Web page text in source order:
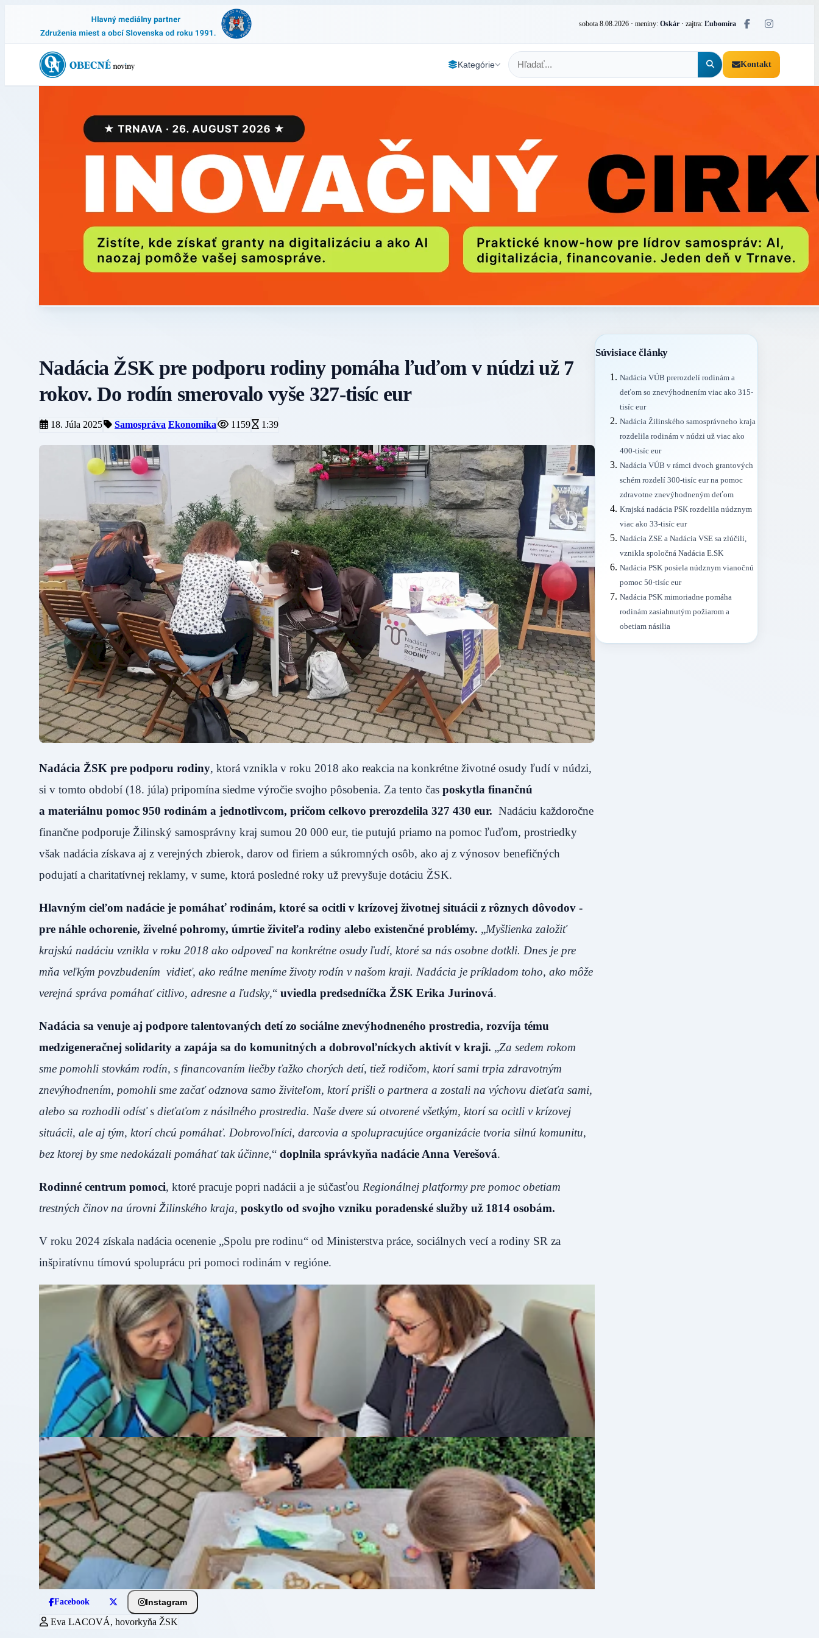
sobota 8.08.2026 · meniny: Oskár · zajtra: Ľubomíra
Kategórie Kontakt
Nadácia ŽSK pre podporu rodiny pomáha ľuďom v núdzi už 7
rokov. Do rodín smerovalo vyše 327-tisíc eur
18. Júla 2025 Samospráva Ekonomika 1159 1:39
Nadácia ŽSK pre podporu rodiny, ktorá vznikla v roku 2018 ako reakcia na konkrétne životné osudy ľudí v núdzi,
si v tomto období (18. júla) pripomína siedme výročie svojho pôsobenia. Za tento čas poskytla finančnú
a materiálnu pomoc 950 rodinám a jednotlivcom, pričom celkovo prerozdelila 327 430 eur. Nadáciu každoročne
finančne podporuje Žilinský samosprávny kraj sumou 20 000 eur, tie putujú priamo na pomoc ľuďom, prostriedky
však nadácia získava aj z verejných zbierok, darov od firiem a súkromných osôb, ako aj z výnosov benefičných
podujatí a charitatívnej reklamy, v sume, ktorá posledné roky už prevyšuje dotáciu ŽSK.
Hlavným cieľom nadácie je pomáhať rodinám, ktoré sa ocitli v krízovej životnej situácii z rôznych dôvodov -
pre náhle ochorenie, živelné pohromy, úmrtie živiteľa rodiny alebo existenčné problémy. „Myšlienka založiť
krajskú nadáciu vznikla v roku 2018 ako odpoveď na konkrétne osudy ľudí, ktoré sa nás osobne dotkli. Dnes je pre
mňa veľkým povzbudením vidieť, ako reálne meníme životy rodín v našom kraji. Nadácia je príkladom toho, ako môže
verejná správa pomáhať citlivo, adresne a ľudsky,“ uviedla predsedníčka ŽSK Erika Jurinová.
Nadácia sa venuje aj podpore talentovaných detí zo sociálne znevýhodneného prostredia, rozvíja tému
medzigeneračnej solidarity a zapája sa do komunitných a dobrovoľníckych aktivít v kraji. „Za sedem rokom
sme pomohli stovkám rodín, s financovaním liečby ťažko chorých detí, tiež rodičom, ktorí sami trpia zdravotným
znevýhodnením, pomohli sme začať odznova samo živiteľom, ktorí prišli o partnera a zostali na výchovu dieťaťa sami,
alebo sa rozhodli odísť s dieťaťom z násilného prostredia. Naše dvere sú otvorené všetkým, ktorí sa ocitli v krízovej
situácii, ale aj tým, ktorí chcú pomáhať. Dobrovoľníci, darcovia a spolupracujúce organizácie tvoria silnú komunitu,
bez ktorej by sme nedokázali pomáhať tak účinne,“ doplnila správkyňa nadácie Anna Verešová.
Rodinné centrum pomoci, ktoré pracuje popri nadácii a je súčasťou Regionálnej platformy pre pomoc obetiam
trestných činov na úrovni Žilinského kraja, poskytlo od svojho vzniku poradenské služby už 1814 osobám.
V roku 2024 získala nadácia ocenenie „Spolu pre rodinu“ od Ministerstva práce, sociálnych vecí a rodiny SR za
inšpiratívnu tímovú spoluprácu pri pomoci rodinám v regióne.
Facebook Instagram
Eva LACOVÁ, hovorkyňa ŽSK
Súvisiace články
Nadácia VÚB prerozdelí rodinám a
deťom so znevýhodnením viac ako 315-
tisíc eur
Nadácia Žilinského samosprávneho kraja
rozdelila rodinám v núdzi už viac ako
400-tisíc eur
Nadácia VÚB v rámci dvoch grantových
schém rozdelí 300-tisíc eur na pomoc
zdravotne znevýhodneným deťom
Krajská nadácia PSK rozdelila núdznym
viac ako 33-tisíc eur
Nadácia ZSE a Nadácia VSE sa zlúčili,
vznikla spoločná Nadácia E.SK
Nadácia PSK posiela núdznym vianočnú
pomoc 50-tisíc eur
Nadácia PSK mimoriadne pomáha
rodinám zasiahnutým požiarom a
obetiam násilia